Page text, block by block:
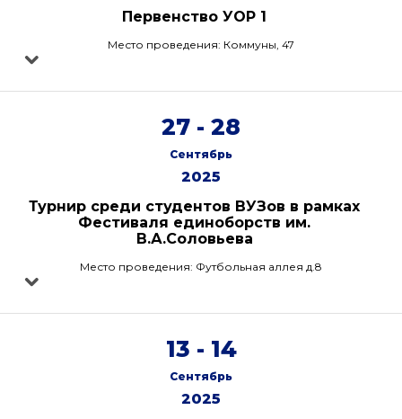
Первенство УОР 1
Место проведения: Коммуны, 47
27 - 28
Сентябрь
2025
Турнир среди студентов ВУЗов в рамках
Фестиваля единоборств им.
В.А.Соловьева
Место проведения: Футбольная аллея д.8
13 - 14
Сентябрь
2025